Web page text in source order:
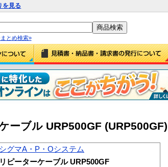
を見る
とめ検索»
ーブル URP500GF (URP500GF)
シグマA・P・Oシステム
リピーターケーブル URP500GF